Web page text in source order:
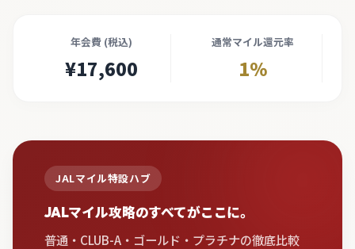
年会費 (税込)
¥17,600
通常マイル還元率
1%
JALマイル特設ハブ
JALマイル攻略のすべてがここに。
普通・CLUB-A・ゴールド・プラチナの徹底比較